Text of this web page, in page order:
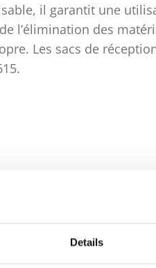
Details
il garantit une
l’élimination des
Les sacs de